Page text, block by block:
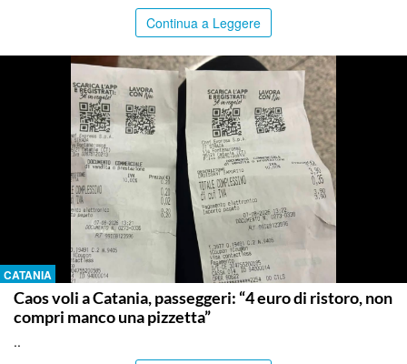
Continua a Leggere
CATANIA
Caos voli a Catania, passeggeri: “4 euro di ristoro, non
compri manco una pizzetta”
..